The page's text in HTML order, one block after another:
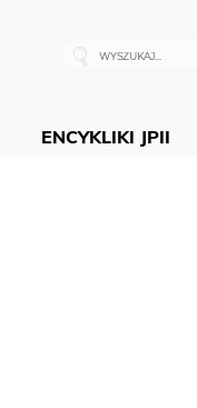
ENCYKLIKI JPII